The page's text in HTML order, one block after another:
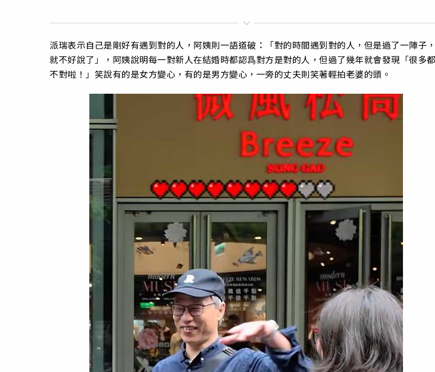
派瑞表示自己是剛好有遇到對的人，阿姨則一語道破：「對的時間遇到對的人，但是過了一陣子
就不好說了」，阿姨說明每一對新人在結婚時都認爲對方是對的人，但過了幾年就會發現「很多
不對啦！」笑說有的是女方變心，有的是男方變心，一旁的丈夫則笑著輕拍老婆的頭。